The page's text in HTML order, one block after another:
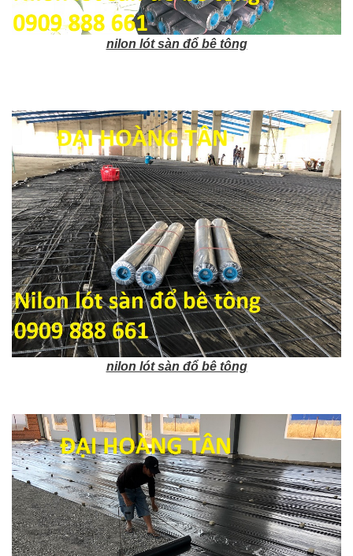
nilon lót sàn đổ bê tông
nilon lót sàn đổ bê tông